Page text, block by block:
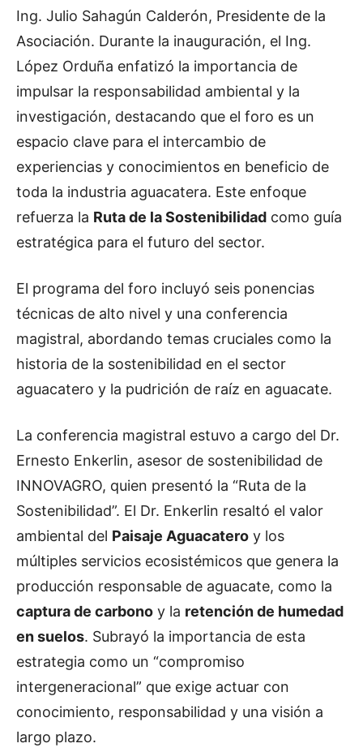
Ing. Julio Sahagún Calderón, Presidente de la
Asociación. Durante la inauguración, el Ing.
López Orduña enfatizó la importancia de
impulsar la responsabilidad ambiental y la
investigación, destacando que el foro es un
espacio clave para el intercambio de
experiencias y conocimientos en beneficio de
toda la industria aguacatera. Este enfoque
refuerza la Ruta de la Sostenibilidad como guía
estratégica para el futuro del sector.
El programa del foro incluyó seis ponencias
técnicas de alto nivel y una conferencia
magistral, abordando temas cruciales como la
historia de la sostenibilidad en el sector
aguacatero y la pudrición de raíz en aguacate.
La conferencia magistral estuvo a cargo del Dr.
Ernesto Enkerlin, asesor de sostenibilidad de
INNOVAGRO, quien presentó la “Ruta de la
Sostenibilidad”. El Dr. Enkerlin resaltó el valor
ambiental del Paisaje Aguacatero y los
múltiples servicios ecosistémicos que genera la
producción responsable de aguacate, como la
captura de carbono y la retención de humedad
en suelos. Subrayó la importancia de esta
estrategia como un “compromiso
intergeneracional” que exige actuar con
conocimiento, responsabilidad y una visión a
largo plazo.